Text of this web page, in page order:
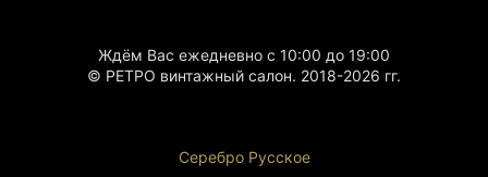
Ждём Вас ежедневно с 10:00 до 19:00
© РЕТРО винтажный салон. 2018-2026 гг.
Серебро Русское